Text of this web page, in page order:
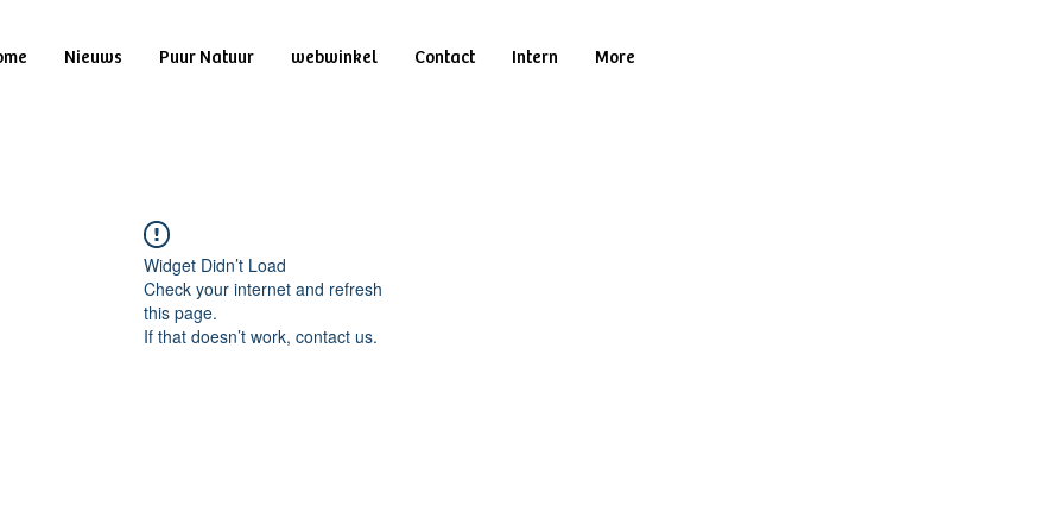
Nieuws Puur Natuur webwinkel Contact Intern More
Widget Didn’t Load
Check your internet and refresh
this page.
If that doesn’t work, contact us.